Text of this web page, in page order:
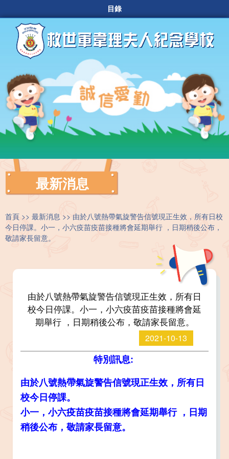
目錄
最新消息
首頁 最新消息
由於八號熱帶氣旋警告信號現正生效，所有日校
今日停課。小一，小六疫苗疫苗接種將會延期舉行 ，日期稍後公布，
敬請家長留意。
由於八號熱帶氣旋警告信號現正生效，所有日
校今日停課。小一，小六疫苗疫苗接種將會延
期舉行 ，日期稍後公布，敬請家長留意。
2021-10-13
特別訊息:
由於八號熱帶氣旋警告信號現正生效，所有日
校今日停課。
小一，小六疫苗疫苗接種將會延期舉行 ，日期
稍後公布，敬請家長留意。